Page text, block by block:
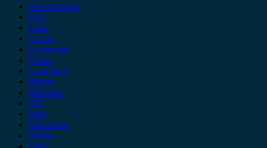
Jeep Chrysler
KIA
Lada
Lancia
Leapmotor
Lexus
Lynk & co
Mazda
Mercedes
MG
Mini
Mitsubishi
Nissan
Opel